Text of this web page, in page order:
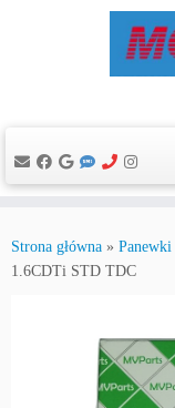
do
treści
Strona główna » Panewki
1.6CDTi STD TDC